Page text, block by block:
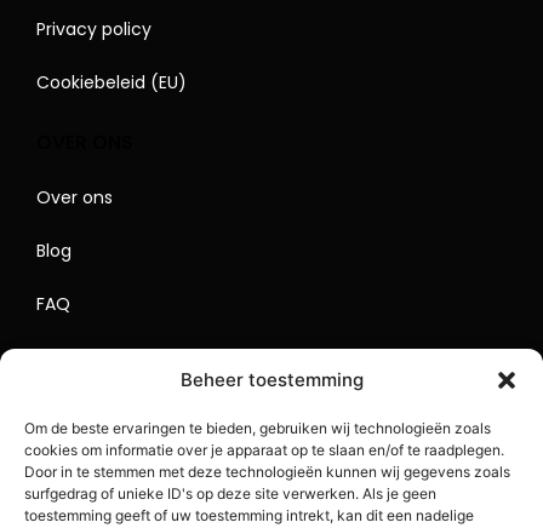
Beheer toestemming
Om de beste ervaringen te bieden, gebruiken wij technologieën zoals
cookies om informatie over je apparaat op te slaan en/of te raadplegen.
Door in te stemmen met deze technologieën kunnen wij gegevens zoals
surfgedrag of unieke ID's op deze site verwerken. Als je geen
toestemming geeft of uw toestemming intrekt, kan dit een nadelige
Privacy policy
Cookiebeleid (EU)
Over ons
Blog
FAQ
Lokaal Adverteren
Sitemap